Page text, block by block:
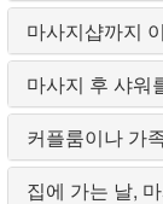
마사지샵까지
마사지 후 샤워
커플룸이나 가
집에 가는 날,